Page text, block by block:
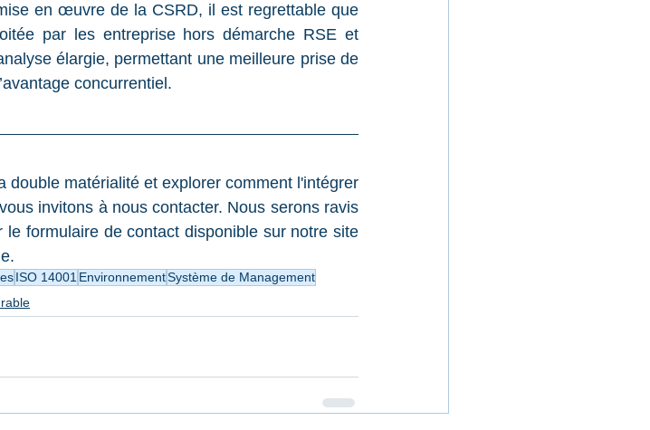
en œuvre de la CSRD, il est regrettable que
par les entreprise hors démarche RSE et
élargie, permettant une meilleure prise de
concurrentiel.
double matérialité et explorer comment l'intégrer
invitons à nous contacter. Nous serons ravis
formulaire de contact disponible sur notre site
ISO 14001 EnvironnementSystème de Management